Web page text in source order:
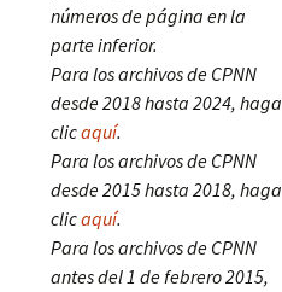
números de página en la
parte inferior.
Para los archivos de CPNN
desde 2018 hasta 2024, haga
clicaquí.
Para los archivos de CPNN
desde 2015 hasta 2018, haga
clicaquí.
Para los archivos de CPNN
antes del 1 de febrero 2015,